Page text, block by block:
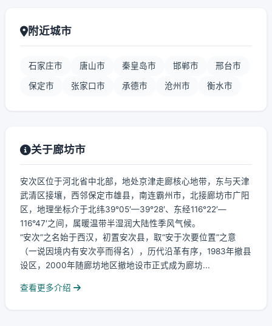
附近城市
石家庄市 唐山市 秦皇岛市 邯郸市 邢台市
保定市 张家口市 承德市 沧州市 衡水市
关于廊坊市
安次区位于河北省中北部，地处京津走廊核心地带，东与天津
武清区接壤，西邻保定市雄县，南连霸州市，北接廊坊市广阳
区，地理坐标介于北纬39°05′—39°28′、东经116°22′—
116°47′之间，属暖温带半湿润大陆性季风气候。
“安次”之名始于西汉，初置安次县，取“安于次要位置”之意
（一说因境内有安次亭而得名），历代沿革有序，1983年撤县
设区，2000年随廊坊地区撤地设市正式成为廊坊...
查看更多介绍